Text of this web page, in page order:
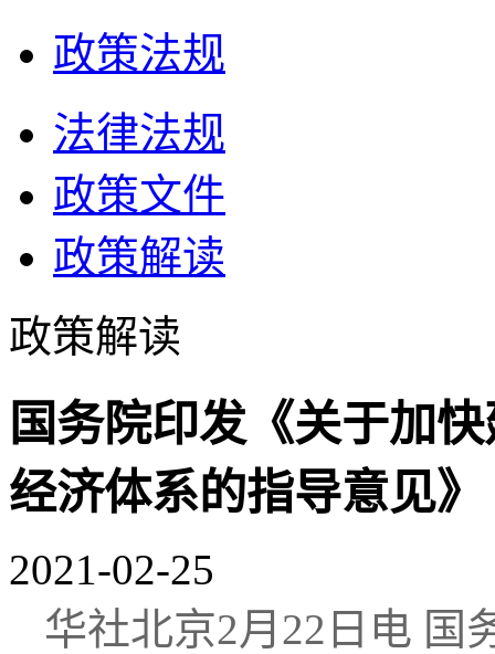
政策法规
法律法规
政策文件
政策解读
政策解读
国务院印发《关于加
经济体系的指导意见》
2021-02-25
华社北京2月22日电 国